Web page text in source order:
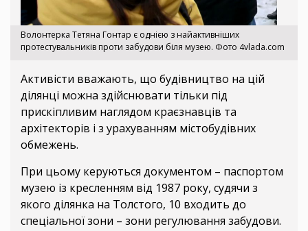
Волонтерка Тетяна Гонтар є однією з найактивніших
протестувальників проти забудови біля музею. Фото 4vlada.com
Активісти вважають, що будівництво на цій
ділянці можна здійснювати тільки під
прискіпливим наглядом краєзнавців та
архітекторів і з урахуванням містобудівних
обмежень.
При цьому керуються документом – паспортом
музею із кресленням від 1987 року, судячи з
якого ділянка на Толстого, 10 входить до
спеціальної зони – зони регулювання забудови.